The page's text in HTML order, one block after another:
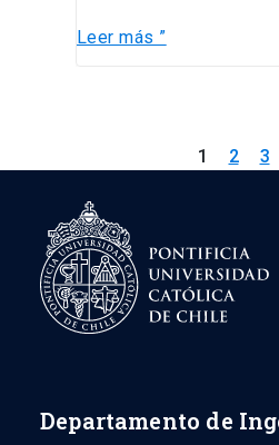
Leer más ”
1 2 3
Departamento de